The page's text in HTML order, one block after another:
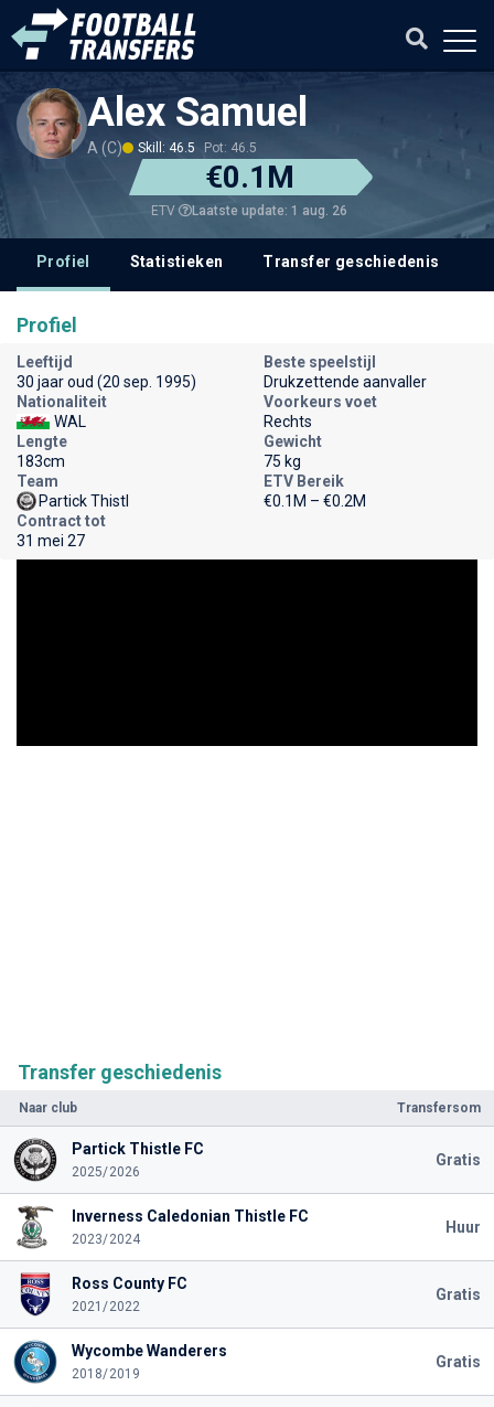
Alex Samuel
A (C) Skill: 46.5 Pot: 46.5
€0.1M
ETV Laatste update: 1 aug. 26
Profiel Statistieken Transfer geschiedenis
Transfer geschiedenis
Naar club Transfersom
Partick Thistle FC
2025/2026
Gratis
Inverness Caledonian Thistle FC
2023/2024
Huur
Ross County FC
2021/2022
Gratis
Wycombe Wanderers
2018/2019
Gratis
Profiel
Leeftijd
30 jaar oud (20 sep. 1995)
Beste speelstijl
Drukzettende aanvaller
Nationaliteit
WAL
Voorkeurs voet
Rechts
Lengte
183cm
Gewicht
75 kg
Team
Partick Thistl
ETV Bereik
€0.1M – €0.2M
Contract tot
31 mei 27